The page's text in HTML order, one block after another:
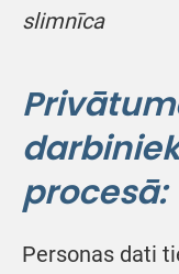
slimnīca
procesā:
Personas dati